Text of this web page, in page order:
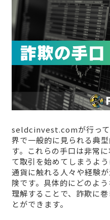
seldcinvest.comが行って
界で一般的に見られる典
す。これらの手口は非常
て取引を始めてしまうよ
通貨に触れる人々や経験
険です。具体的にどのよ
理解することで、詐欺に
とができます。